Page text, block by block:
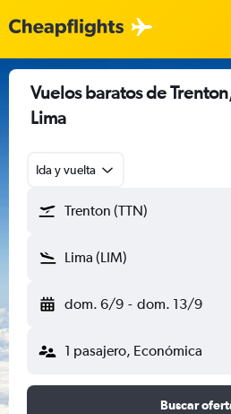
Vuelos baratos de
Lima
Ida y vuelta
Trenton (TTN)
Lima (LIM)
dom. 6/9 - dom. 13/9
1 pasajero, Económica
Buscar